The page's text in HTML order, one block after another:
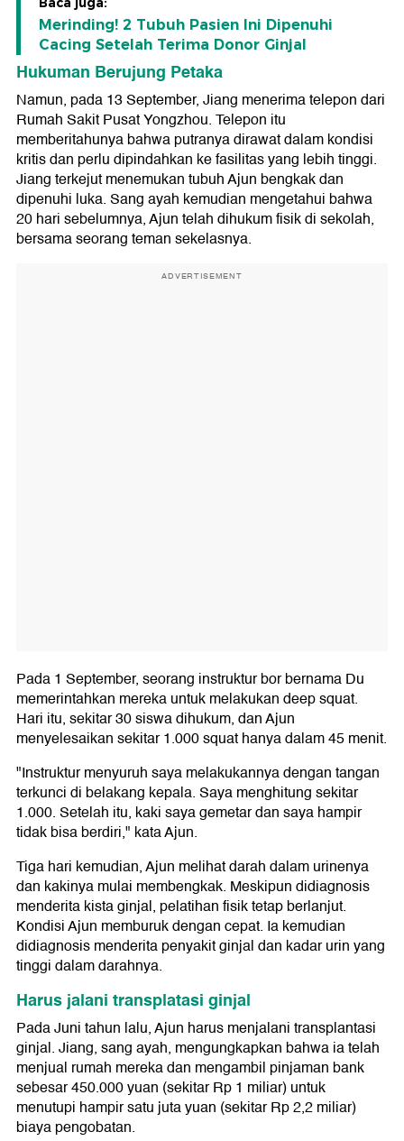
Merinding! 2 Tubuh Pasien Ini Dipenuhi
Cacing Setelah Terima Donor Ginjal
Hukuman Berujung Petaka
Namun, pada 13 September, Jiang menerima telepon dari
Rumah Sakit Pusat Yongzhou. Telepon itu
memberitahunya bahwa putranya dirawat dalam kondisi
kritis dan perlu dipindahkan ke fasilitas yang lebih tinggi.
Jiang terkejut menemukan tubuh Ajun bengkak dan
dipenuhi luka. Sang ayah kemudian mengetahui bahwa
20 hari sebelumnya, Ajun telah dihukum fisik di sekolah,
bersama seorang teman sekelasnya.
ADVERTISEMENT
Pada 1 September, seorang instruktur bor bernama Du
memerintahkan mereka untuk melakukan deep squat.
Hari itu, sekitar 30 siswa dihukum, dan Ajun
menyelesaikan sekitar 1.000 squat hanya dalam 45 menit.
"Instruktur menyuruh saya melakukannya dengan tangan
terkunci di belakang kepala. Saya menghitung sekitar
1.000. Setelah itu, kaki saya gemetar dan saya hampir
tidak bisa berdiri," kata Ajun.
Tiga hari kemudian, Ajun melihat darah dalam urinenya
dan kakinya mulai membengkak. Meskipun didiagnosis
menderita kista ginjal, pelatihan fisik tetap berlanjut.
Kondisi Ajun memburuk dengan cepat. Ia kemudian
didiagnosis menderita penyakit ginjal dan kadar urin yang
tinggi dalam darahnya.
Harus jalani transplatasi ginjal
Pada Juni tahun lalu, Ajun harus menjalani transplantasi
ginjal. Jiang, sang ayah, mengungkapkan bahwa ia telah
menjual rumah mereka dan mengambil pinjaman bank
sebesar 450.000 yuan (sekitar Rp 1 miliar) untuk
menutupi hampir satu juta yuan (sekitar Rp 2,2 miliar)
biaya pengobatan.